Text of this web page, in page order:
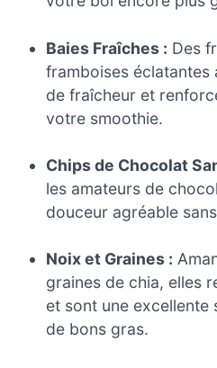
Baies Fraîches : Des
framboises
de fraîcheur et
votre smoothie.
Chips de Chocolat
les amateurs de
douceur agréable
Noix et Graines :
graines de chia, elles
et sont une
de bons gras.